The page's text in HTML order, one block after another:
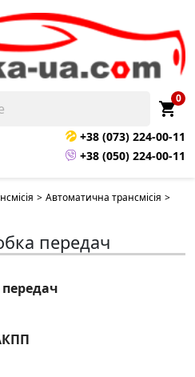
shopping_cart
0
+38 (073) 224-00-11
+38 (050) 224-00-11
> Автоматична трансмісія >
передач